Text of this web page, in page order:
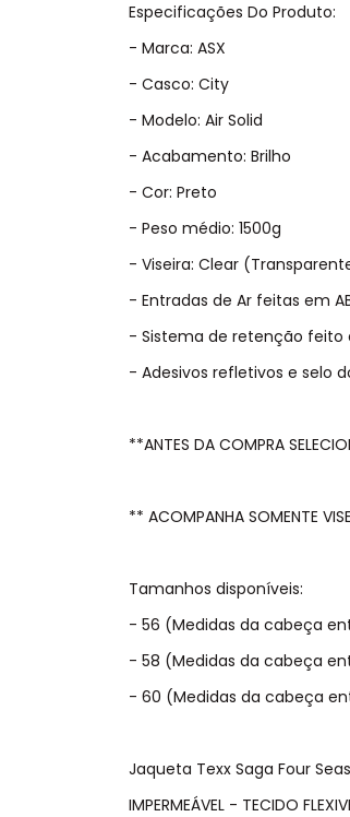
Especificações Do Produto:
- Marca: ASX
- Casco: City
- Modelo: Air Solid
- Acabamento: Brilho
- Cor: Preto
- Peso médio: 1500g
- Viseira: Clear
- Entradas de Ar feitas em
- Sistema de retenção feito
- Adesivos refletivos e selo
**ANTES DA COMPRA
** ACOMPANHA SOMENTE
Tamanhos disponíveis:
- 56 (Medidas da cabeça
- 58 (Medidas da cabeça
- 60 (Medidas da cabeça
Jaqueta Texx Saga Four
IMPERMEÁVEL - TECIDO